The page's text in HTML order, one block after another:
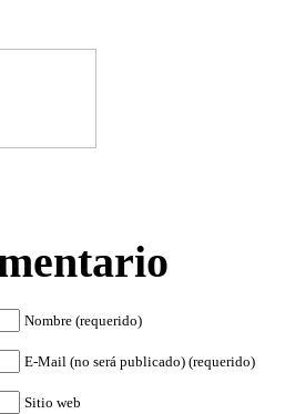
Nombre (requerido)
E-Mail (no será publicado) (requerido)
Sitio web